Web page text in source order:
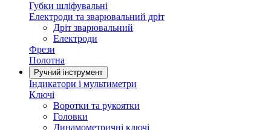
Губки шліфувальні
Електроди та зварювальний дріт
Дріт зварювальний
Електроди
Фрези
Полотна
Ручний інструмент
Індикатори і мультиметри
Ключі
Воротки та рукоятки
Головки
Динамометричні ключі